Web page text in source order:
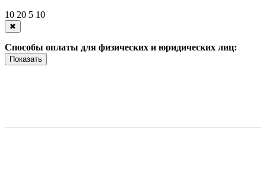
10 20 5 10
✖
Способы оплаты для физических и юридических лиц:
Показать